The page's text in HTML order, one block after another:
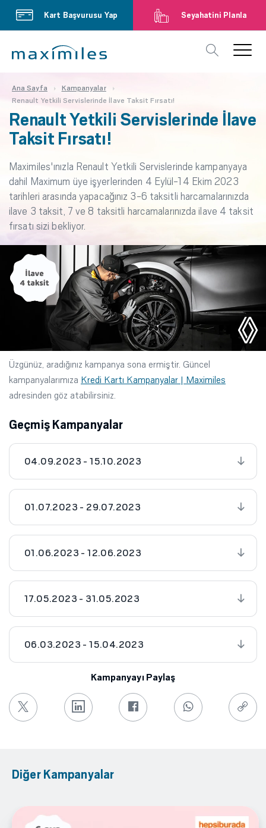
Kart Başvurusu Yap Seyahatini Planla
Ana Sayfa
Kampanyalar
Renault Yetkili Servislerinde İlave Taksit Fırsatı!
Renault Yetkili Servislerinde İlave
Taksit Fırsatı!
Maximiles'ınızla Renault Yetkili Servislerinde kampanyaya
dahil Maximum üye işyerlerinden 4 Eylül-14 Ekim 2023
tarihleri arasında yapacağınız 3-6 taksitli harcamalarınızda
ilave 3 taksit, 7 ve 8 taksitli harcamalarınızda ilave 4 taksit
fırsatı sizi bekliyor.
Üzgünüz, aradığınız kampanya sona ermiştir. Güncel
kampanyalarımıza Kredi Kartı Kampanyalar | Maximiles
adresinden göz atabilirsiniz.
Geçmiş Kampanyalar
04.09.2023 - 15.10.2023
01.07.2023 - 29.07.2023
01.06.2023 - 12.06.2023
17.05.2023 - 31.05.2023
06.03.2023 - 15.04.2023
Kampanyayı Paylaş
Diğer Kampanyalar